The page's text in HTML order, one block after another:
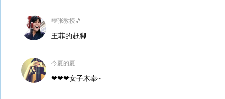
🎼张教授🎵
王菲的赶脚
今夏的夏
❤❤❤女子木奉~